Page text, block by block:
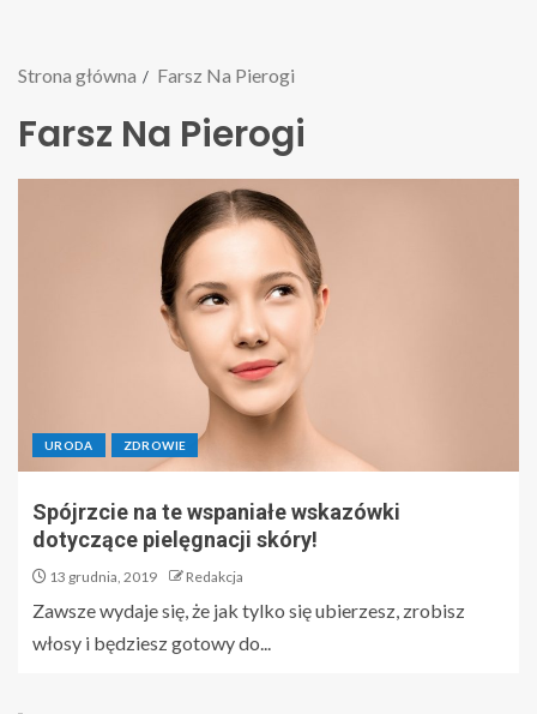
Strona główna Farsz Na Pierogi
Farsz Na Pierogi
URODA ZDROWIE
Spójrzcie na te wspaniałe wskazówki
dotyczące pielęgnacji skóry!
13 grudnia, 2019 Redakcja
Zawsze wydaje się, że jak tylko się ubierzesz, zrobisz
włosy i będziesz gotowy do...